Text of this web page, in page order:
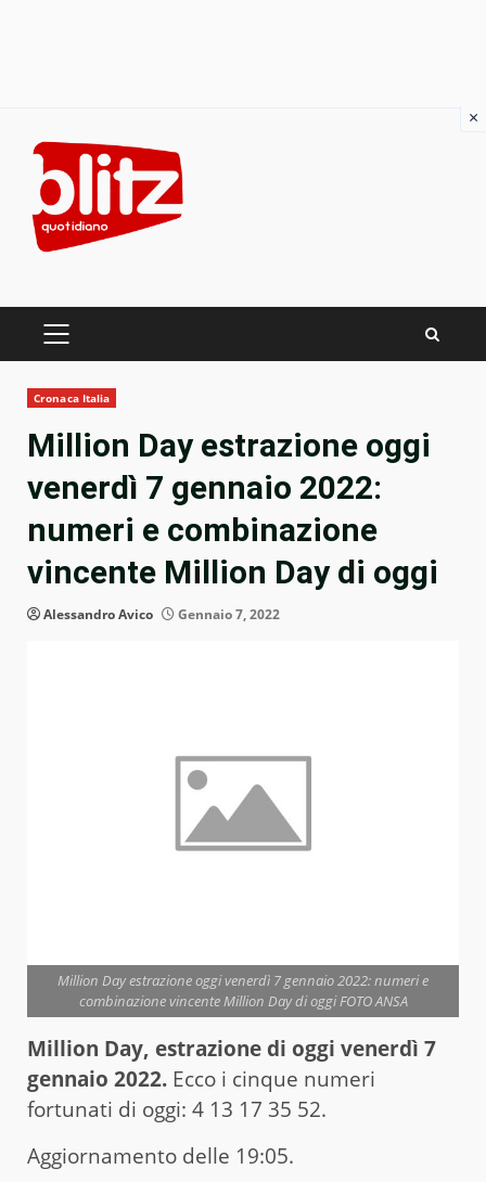
content
PRIMARY
Cronaca Italia
Million Day estrazione oggi
venerdì 7 gennaio 2022:
numeri e combinazione
vincente Million Day di oggi
Alessandro Avico Gennaio 7, 2022
Million Day estrazione oggi venerdì 7 gennaio 2022: numeri e
combinazione vincente Million Day di oggi FOTO ANSA
Million Day, estrazione di oggi venerdì 7
gennaio 2022. Ecco i cinque numeri
fortunati di oggi: 4 13 17 35 52.
Aggiornamento delle 19:05.
×